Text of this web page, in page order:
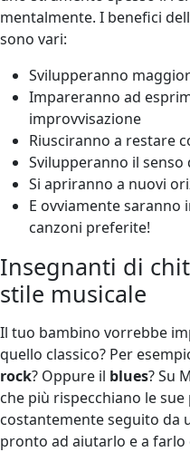
mentalmente. I benefici
sono vari:
Svilupperanno
Impareranno ad
improvvisazione
Riusciranno a restare
Svilupperanno il senso
Si apriranno a nuovi
E ovviamente
canzoni preferite!
Insegnanti di
stile musicale
Il tuo bambino vorrebbe
quello classico? Per
rock? Oppure il blues? Su
che più rispecchiano le
costantemente seguito da
pronto ad aiutarlo e a